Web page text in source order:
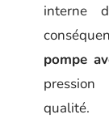
interne
pompe
qualité.